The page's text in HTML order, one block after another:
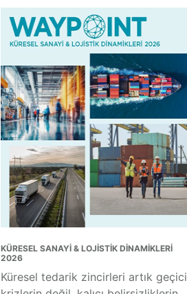
KÜRESEL SANAYİ & LOJİSTİK DİNAMİKLERİ
2026
Küresel tedarik zincirleri artık geçici